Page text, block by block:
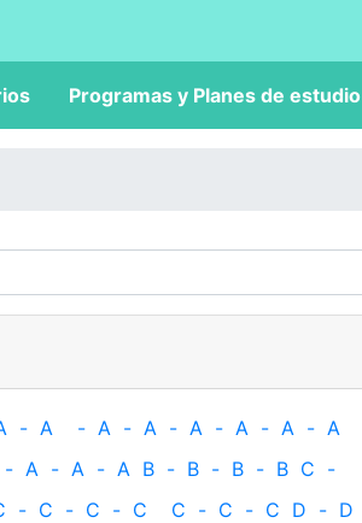
Programas y Planes de estudio
- A - A - A - A - A - A - A
- A - A - A B - B - B - B C -
- C - C - C C - C - C D - D